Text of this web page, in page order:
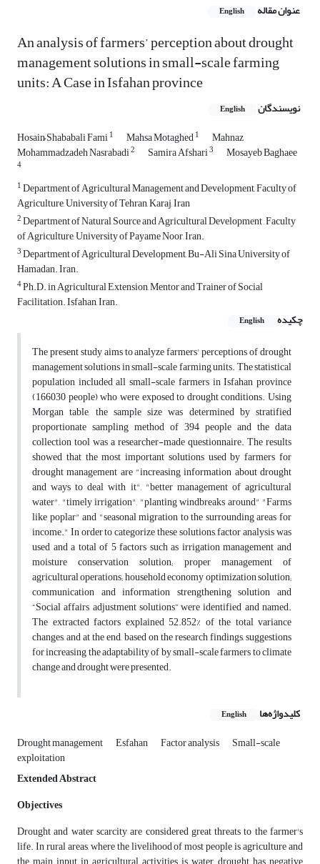
عنوان مقاله English
An analysis of farmers’ perception about drought
management solutions in small-scale farming
units: A Case in Isfahan province
نویسندگان English
Hosain ُShababali Fami1 Mahsa Motaghed1 Mahnaz
Mohammadzadeh Nasrabadi2 Samira Afshari3 Mosayeb Baghaee
4
1Department of Agricultural Management and Development, Faculty of
Agriculture, University of Tehran, Karaj, Iran
2Department of Natural Source and Agricultural Development , Faculty
of Agriculture, University of Payame Noor, Iran.
3Department of Agricultural Development, Bu-Ali Sina University of
Hamadan. Iran.
4Ph.D. in Agricultural Extension, Mentor and Trainer of Social
Facilitation. Isfahan, Iran.
چکیده
English
The present study aims to analyze farmers' perceptions of drought
management solutions in small-scale farming units. The statistical
population included all small-scale farmers in Isfahan province
(166030 people) who were exposed to drought conditions. Using
Morgan table, the sample size was determined by stratified
proportionate sampling method of 394 people and the data
collection tool was a researcher-made questionnaire. The results
showed that the most important solutions used by farmers for
drought management are "increasing information about drought
and ways to deal with it", "better management of agricultural
water", "timely irrigation", "planting windbreaks around" "Farms
like poplar" and "seasonal migration to the surrounding areas for
income." In order to categorize these solutions, factor analysis was
used and a total of 5 factors such as irrigation management and
moisture conservation solution; proper management of
agricultural operations; household economy optimization solution;
communication and information strengthening solution and
“Social affairs adjustment solutions” were identified and named.
The extracted factors explained 52.852% of the total variance
changes, and at the end, based on the research findings, suggestions
for increasing the adaptability of by small-scale farmers to climate
change and drought were presented.
کلیدواژه‌ها English
Drought management Esfahan Factor analysis Small-scale
exploitation
Extended Abstract
Objectives
Drought and water scarcity are considered great threats to the farmer's
life. In rural areas, where the livelihood of most people is agriculture and